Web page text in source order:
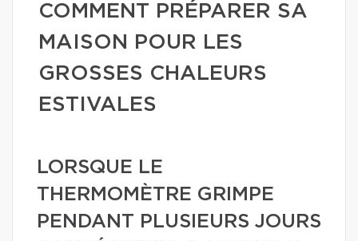
COMMENT PRÉPARER SA
MAISON POUR LES
GROSSES CHALEURS
ESTIVALES
LORSQUE LE
THERMOMÈTRE GRIMPE
PENDANT PLUSIEURS JOURS